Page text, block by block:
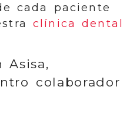
cada paciente
clínica dental
Asisa,
colaborador